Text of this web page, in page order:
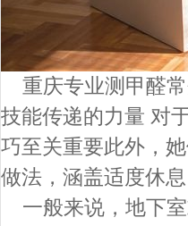
重庆专业测甲醛
技能传递的力量 对
巧至关重要此外，
做法，涵盖适度休
一般来说，地下